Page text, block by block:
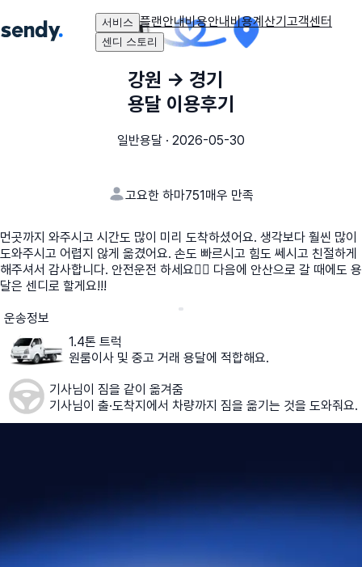
서비스 플랜안내비용안내비용계산기고객센터
센디 스토리
강원 → 경기
용달 이용후기
일반용달 · 2026-05-30
고요한 하마751매우 만족
먼곳까지 와주시고 시간도 많이 미리 도착하셨어요. 생각보다 훨씬 많이
도와주시고 어렵지 않게 옮겼어요. 손도 빠르시고 힘도 쎄시고 친절하게
해주셔서 감사합니다. 안전운전 하세요👍🏻 다음에 안산으로 갈 때에도 용
달은 센디로 할게요!!!
운송정보
1.4톤 트럭
원룸이사 및 중고 거래 용달에 적합해요.
기사님이 짐을 같이 옮겨줌
기사님이 출·도착지에서 차량까지 짐을 옮기는 것을 도와줘요.